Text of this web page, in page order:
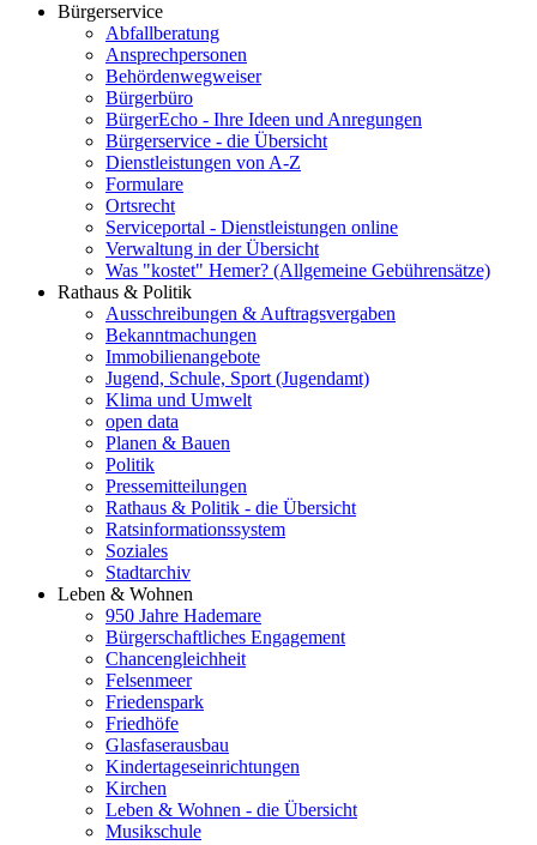
Bürgerservice
Abfallberatung
Ansprechpersonen
Behördenwegweiser
Bürgerbüro
BürgerEcho - Ihre Ideen und Anregungen
Bürgerservice - die Übersicht
Dienstleistungen von A-Z
Formulare
Ortsrecht
Serviceportal - Dienstleistungen online
Verwaltung in der Übersicht
Was "kostet" Hemer? (Allgemeine Gebührensätze)
Rathaus & Politik
Ausschreibungen & Auftragsvergaben
Bekanntmachungen
Immobilienangebote
Jugend, Schule, Sport (Jugendamt)
Klima und Umwelt
open data
Planen & Bauen
Politik
Pressemitteilungen
Rathaus & Politik - die Übersicht
Ratsinformationssystem
Soziales
Stadtarchiv
Leben & Wohnen
950 Jahre Hademare
Bürgerschaftliches Engagement
Chancengleichheit
Felsenmeer
Friedenspark
Friedhöfe
Glasfaserausbau
Kindertageseinrichtungen
Kirchen
Leben & Wohnen - die Übersicht
Musikschule